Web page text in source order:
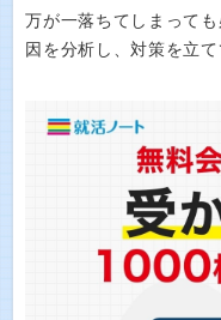
万が一落ちてしまって
因を分析し、対策を立